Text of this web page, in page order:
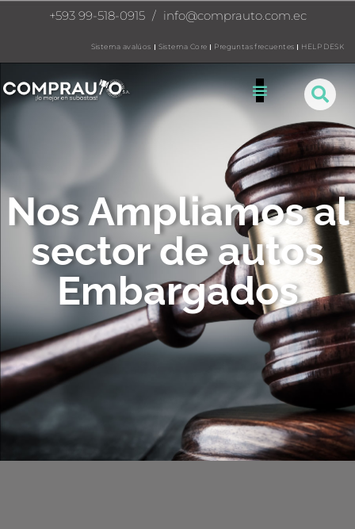
+593 99-518-0915 / info@comprauto.com.ec
Sistema avalúos Sistema Core Preguntas frecuentes HELP DESK
Nos Ampliamos al
sector de autos
Embargados